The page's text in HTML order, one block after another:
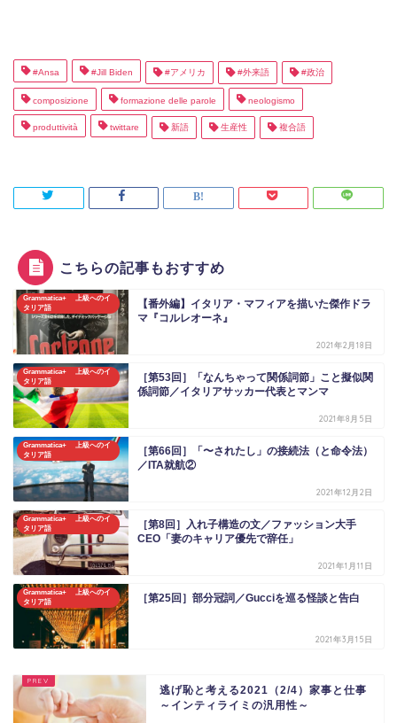
#Ansa #Jill Biden #アメリカ #外来語 #政治
composizione formazione delle parole neologismo
produttività twittare 新語 生産性 複合語
こちらの記事もおすすめ
Grammatica+ 上級へのイ
タリア語
【番外編】イタリア・マフィアを描いた傑作ドラ
マ『コルレオーネ』
2021年2月18日
Grammatica+ 上級へのイ
タリア語
［第53回］「なんちゃって関係詞節」こと擬似関
係詞節／イタリアサッカー代表とマンマ
2021年8月5日
Grammatica+ 上級へのイ
タリア語
［第66回］「〜されたし」の接続法（と命令法）
／ITA就航②
2021年12月2日
Grammatica+ 上級へのイ
タリア語
［第8回］入れ子構造の文／ファッション大手
CEO「妻のキャリア優先で辞任」
2021年1月11日
Grammatica+ 上級へのイ
タリア語
［第25回］部分冠詞／Gucciを巡る怪談と告白
2021年3月15日
逃げ恥と考える2021（2/4）家事と仕事
～インティライミの汎用性～